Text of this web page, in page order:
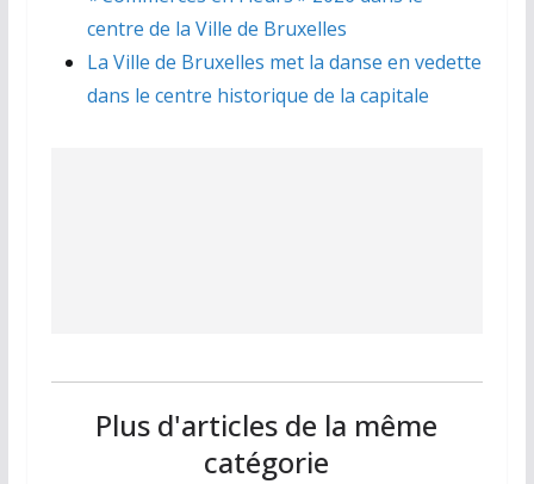
centre de la Ville de Bruxelles
La Ville de Bruxelles met la danse en vedette
dans le centre historique de la capitale
Plus d'articles de la même
catégorie